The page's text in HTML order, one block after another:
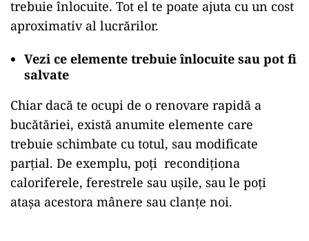
trebuie înlocuite. Tot el te poate ajuta cu un cost
aproximativ al lucrărilor.
Vezi ce elemente trebuie înlocuite sau pot fi
salvate
Chiar dacă te ocupi de o renovare rapidă a
bucătăriei, există anumite elemente care
trebuie schimbate cu totul, sau modificate
parțial. De exemplu, poți recondiționa
caloriferele, ferestrele sau ușile, sau le poți
atașa acestora mânere sau clanțe noi.